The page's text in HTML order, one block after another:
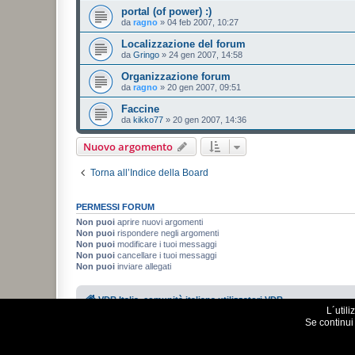
portal (of power) :)
da ragno » 04 feb 2007, 10:27
Localizzazione del forum
da Gringo » 24 gen 2007, 14:58
Organizzazione forum
da ragno » 20 gen 2007, 09:51
Faccine
da kikko77 » 20 gen 2007, 14:36
Nuovo argomento
Torna all’Indice della Board
PERMESSI FORUM
Non puoi aprire nuovi argomenti
Non puoi rispondere negli argomenti
Non puoi modificare i tuoi messaggi
Non puoi cancellare i tuoi messaggi
Non puoi inviare allegati
VDR Italia, comunità italiana utilizzatori VDR
Se